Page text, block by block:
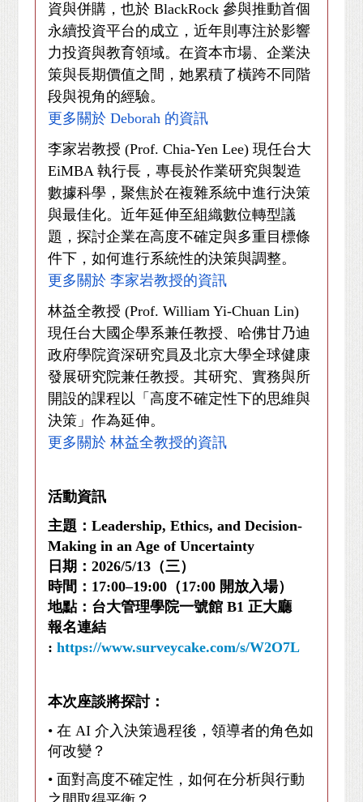
資與併購，也於 BlackRock參與推動首個
永續投資平台的成立，近年則專注於影響
力投資與教育領域。在資本市場、企業決
策與長期價值之間，她累積了橫跨不同階
段與視角的經驗。
更多關於 Deborah 的資訊
李家岩教授 (Prof. Chia-Yen Lee)現任台大
EiMBA執行長，專長於作業研究與製造
數據科學，聚焦於在複雜系統中進行決策
與最佳化。近年延伸至組織數位轉型議
題，探討企業在高度不確定與多重目標條
件下，如何進行系統性的決策與調整。
更多關於 李家岩教授的資訊
林益全教授 (Prof. William Yi-Chuan Lin)
現任台大國企學系兼任教授、哈佛甘乃迪
政府學院資深研究員及北京大學全球健康
發展研究院兼任教授。其研究、實務與所
開設的課程以「高度不確定性下的思維與
決策」作為延伸。
更多關於 林益全教授的資訊
活動資訊
主題：Leadership, Ethics, and Decision-
Making in an Age of Uncertainty
日期：2026/5/13 （三）
時間： 17:00–19:00 （17:00 開放入場）
地點：台大管理學院一號館 B1 正大廳
報名連結
:https://www.surveycake.com/s/W2O7L
本次座談將探討：
•在 AI介入決策過程後，領導者的角色如
何改變？
• 面對高度不確定性，如何在分析與行動